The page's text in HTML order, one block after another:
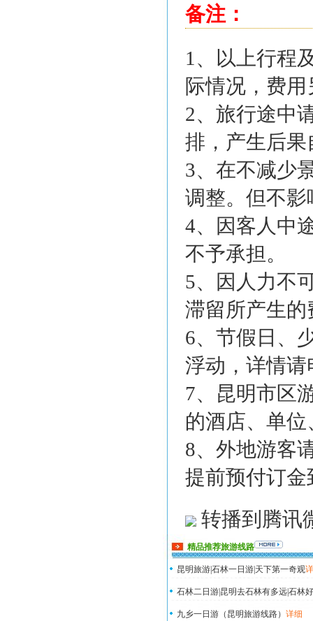
备注：
1、以上行程
际情况，费用
2、旅行途中
排，产生后果
3、在不减少
调整。但不
4、因客人中
不予承担。
5、因人力不
滞留所产生
6、节假日、
浮动，详情
7、昆明市区
的酒店、单
8、外地游客
提前预付订
转播到腾讯
精品推荐旅游线路
昆明旅游|石林一日游|天下第一奇观
石林二日游|昆明去石林有多远|石林
详细
九乡一日游（昆明旅游线路）